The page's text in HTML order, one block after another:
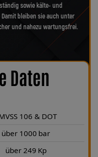
sowie kälte- und
Damit bleiben sie auch unter
und nahezu wartungsfrei.
Daten
106 & DOT
über 1000 bar
über 249 Kp